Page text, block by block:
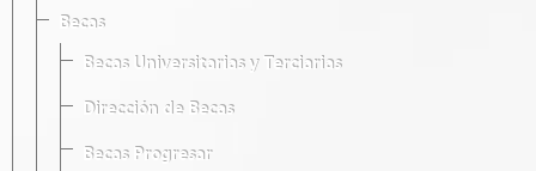
Becas
Becas Universitarias y Terciarias
Dirección de Becas
Becas Progresar